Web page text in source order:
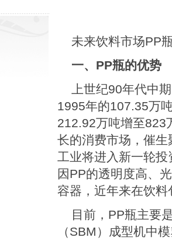
未来饮料市场PP
一、 PP瓶的优势
上世纪90年代中
1995年的107.35万
212.92万吨增至823
长的消费市场，催
工业将进入新一轮
因PP的透明度高、
容器，近年来在饮
目前， PP瓶主要
（SBM ）成型机中